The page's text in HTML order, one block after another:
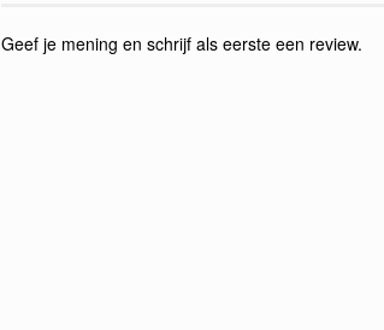
Geef je mening en schrijf als eerste een review.